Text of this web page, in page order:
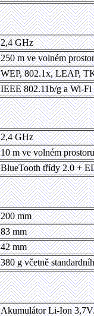
2,4 GHz
250 m ve volném
WEP, 802.1x, LEAP,
IEEE 802.11b/g a Wi-Fi
2,4 GHz
10 m ve volném prostoru
BlueTooth třídy 2.0 +
200 mm
83 mm
42 mm
380 g včetně
Akumulátor Li-Ion